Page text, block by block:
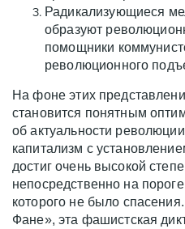
Радикализующиеся
образуют
помощники
революционного
На фоне этих
становится понятным
об актуальности
капитализм с
достиг очень высокой
непосредственно на
которого не было
Фане», эта фашистская